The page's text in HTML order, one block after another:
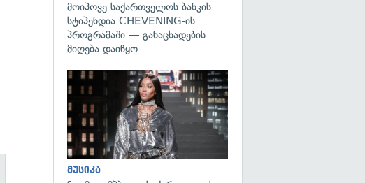
მოიპოვე საქართველოს ბანკის
სტიპენდია CHEVENING-ის
პროგრამაში — განაცხადების
მიღება დაიწყო
მუსიკა